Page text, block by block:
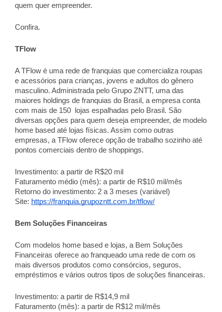
quem quer empreender.
Confira.
TFlow
A TFlow é uma rede de franquias que comercializa roupas
e acessórios para crianças, jovens e adultos do gênero
masculino. Administrada pelo Grupo ZNTT, uma das
maiores holdings de franquias do Brasil, a empresa conta
com mais de 150 lojas espalhadas pelo Brasil. São
diversas opções para quem deseja empreender, de modelo
home based até lojas físicas. Assim como outras
empresas, a TFlow oferece opção de trabalho sozinho até
pontos comerciais dentro de shoppings.
Investimento: a partir de R$20 mil
Faturamento médio (mês): a partir de R$10 mil/mês
Retorno do investimento: 2 a 3 meses (variável)
Site: https://franquia.grupozntt.com.br/tflow/
Bem Soluções Financeiras
Com modelos home based e lojas, a Bem Soluções
Financeiras oferece ao franqueado uma rede de com os
mais diversos produtos como consórcios, seguros,
empréstimos e vários outros tipos de soluções financeiras.
Investimento: a partir de R$14,9 mil
Faturamento (mês): a partir de R$12 mil/mês